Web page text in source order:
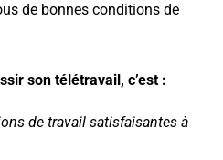
de bonnes conditions de
son télétravail, c’est :
de travail satisfaisantes à